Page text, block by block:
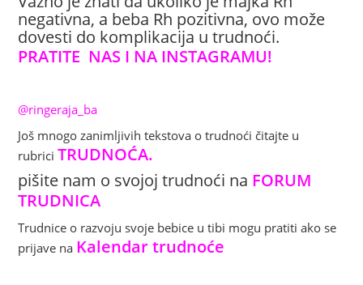
negativna, a beba Rh pozitivna, ovo može
dovesti do komplikacija u trudnoći.
PRATITE NAS I NA INSTAGRAMU!
@ringeraja_ba
Još mnogo zanimljivih tekstova o trudnoći čitajte u
rubriciTRUDNOĆA.
pišite nam o svojoj trudnoći na FORUM
TRUDNICA
Trudnice o razvoju svoje bebice u tibi mogu pratiti ako se
prijave na Kalendar trudnoće